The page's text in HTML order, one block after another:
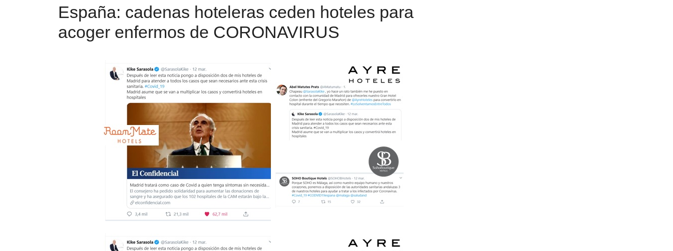
España: cadenas hoteleras ceden hoteles para
acoger enfermos de CORONAVIRUS